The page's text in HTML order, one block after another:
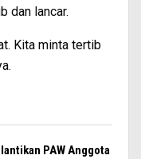
dan lancar.
Kita minta tertib
PAW Anggota